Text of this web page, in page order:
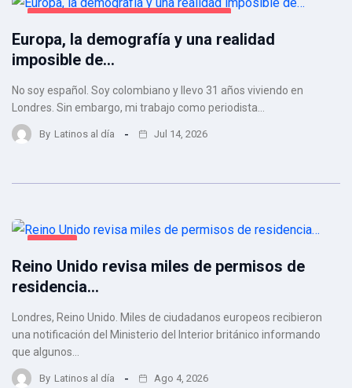
Europa, la demografía y una realidad
imposible de…
No soy español. Soy colombiano y llevo 31 años viviendo en
Londres. Sin embargo, mi trabajo como periodista…
By Latinos al día Jul 14, 2026
Reino Unido revisa miles de permisos de
residencia…
Londres, Reino Unido. Miles de ciudadanos europeos recibieron
una notificación del Ministerio del Interior británico informando
que algunos…
By Latinos al día Ago 4, 2026